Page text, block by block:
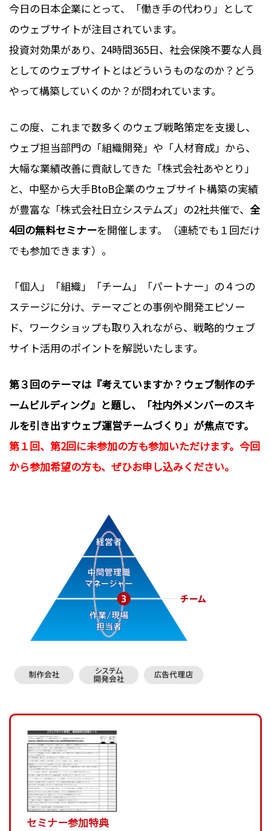
今日の日本企業にとって、「働き手の代わり」として
のウェブサイトが注目されています。
投資対効果があり、24時間365日、社会保険不要な人員
としてのウェブサイトとはどういうものなのか？どう
やって構築していくのか？が問われています。
この度、これまで数多くのウェブ戦略策定を支援し、
ウェブ担当部門の「組織開発」や「人材育成」から、
大幅な業績改善に貢献してきた「株式会社あやとり」
と、中堅から大手BtoB企業のウェブサイト構築の実績
が豊富な「株式会社日立システムズ」の2社共催で、 全
4回の無料セミナーを開催します。（連続でも１回だけ
でも参加できます）。
「個人」「組織」「チーム」「パートナー」の４つの
ステージに分け、テーマごとの事例や開発エピソー
ド、ワークショップも取り入れながら、戦略的ウェブ
サイト活用のポイントを解説いたします。
第３回のテーマは『考えていますか？ウェブ制作のチ
ームビルディング』と題し、「社内外メンバーのスキ
ルを引き出すウェブ運営チームづくり」が焦点です。
第１回、第2回に未参加の方も参加いただけます。今回
から参加希望の方も、ぜひお申し込みください。
セミナー参加特典